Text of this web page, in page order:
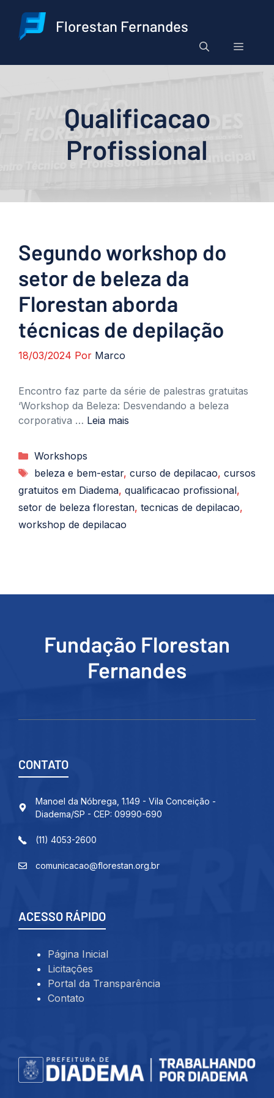
para
Florestan Fernandes
Menu
Qualificacao
Profissional
Segundo workshop do
setor de beleza da
Florestan aborda
técnicas de depilação
18/03/2024 Por Marco
Encontro faz parte da série de palestras gratuitas
‘Workshop da Beleza: Desvendando a beleza
corporativa … Leia mais
Categorias
Workshops
Tags
beleza e bem-estar, curso de depilacao, cursos
gratuitos em Diadema, qualificacao profissional,
setor de beleza florestan, tecnicas de depilacao,
workshop de depilacao
Fundação Florestan
Fernandes
CONTATO
Manoel da Nóbrega, 1.149 - Vila Conceição -
Diadema/SP - CEP: 09990-690
(11) 4053-2600
comunicacao@florestan.org.br
ACESSO RÁPIDO
Página Inicial
Licitações
Portal da Transparência
Contato